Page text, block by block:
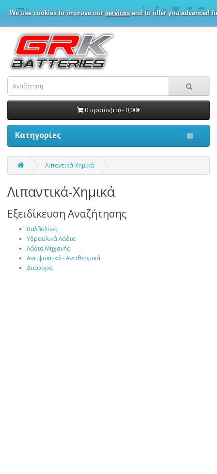
We use cookies to improve our servicesand to offer you advanced
0 προϊόν(τα) - 0,00€
Κατηγορίες
Λιπαντικά-Χημικά
Λιπαντικά-Χημικά
Εξειδίκευση Αναζήτησης
Βαλβολίνες
Υδραυλικά Λάδια
Λάδια Μηχανής
Αντιψυκτικά - Αντιθερμικά
Διάφορα